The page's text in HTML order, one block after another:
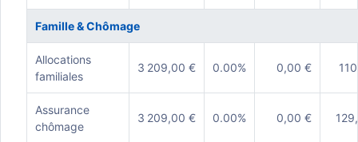
Famille & Chômage
Allocations
familiales
3 209,00 € 0.00% 0,00 €
Assurance
chômage
3 209,00 € 0.00% 0,00 €